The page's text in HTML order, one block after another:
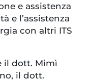
e assistenza
e l’assistenza
con altri ITS
il dott. Mimì
il dott.